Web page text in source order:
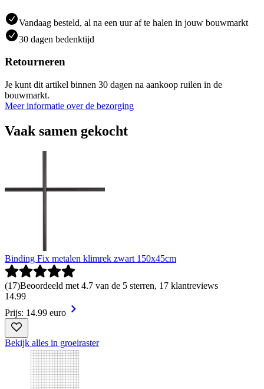
Vandaag besteld, al na een uur af te halen in jouw bouwmarkt
30 dagen bedenktijd
Retourneren
Je kunt dit artikel binnen 30 dagen na aankoop ruilen in de
bouwmarkt.
Meer informatie over de bezorging
Vaak samen gekocht
Binding Fix metalen klimrek zwart 150x45cm
(17)Beoordeeld met 4.7 van de 5 sterren, 17 klantreviews
14.99
Prijs: 14.99 euro
Bekijk alles in groeiraster